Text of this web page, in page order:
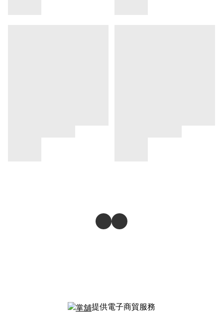
提供電子商貿服務